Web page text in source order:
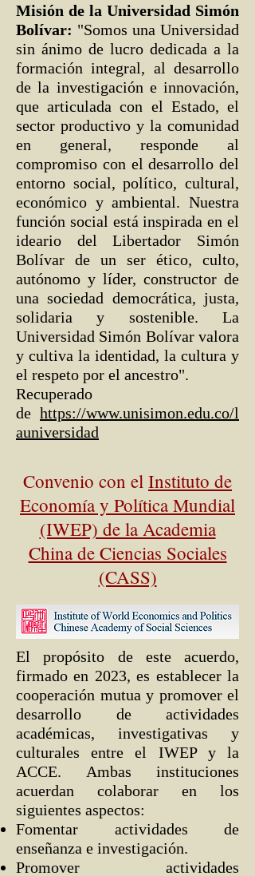
Misión de la Universidad Simón
Bolívar: "Somos una Universidad
sin ánimo de lucro dedicada a la
formación integral, al desarrollo
de la investigación e innovación,
que articulada con el Estado, el
sector productivo y la comunidad
en general, responde al
compromiso con el desarrollo del
entorno social, político, cultural,
económico y ambiental. Nuestra
función social está inspirada en el
ideario del Libertador Simón
Bolívar de un ser ético, culto,
autónomo y líder, constructor de
una sociedad democrática, justa,
solidaria y sostenible. La
Universidad Simón Bolívar valora
y cultiva la identidad, la cultura y
el respeto por el ancestro".
Recuperado
de https://www.unisimon.edu.co/l
auniversidad
Convenio con el Instituto de
Economía y Política Mundial
(IWEP) de la Academia
China de Ciencias Sociales
(CASS)
El propósito de este acuerdo,
firmado en 2023, es establecer la
cooperación mutua y promover el
desarrollo de actividades
académicas, investigativas y
culturales entre el IWEP y la
ACCE. Ambas instituciones
acuerdan colaborar en los
siguientes aspectos:
Fomentar actividades de
enseñanza e investigación.
Promover actividades